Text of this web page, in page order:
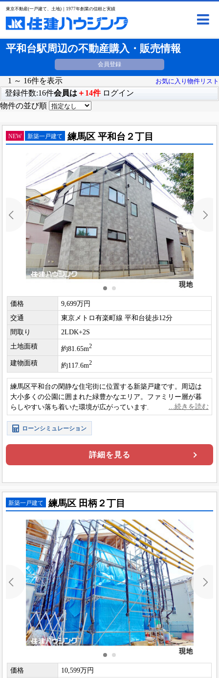
東京不動産(一戸建て、土地)｜1977年創業の信頼と実績
平和台駅周辺の不動産購入・販売情報
会員登録
1 ～ 16件を表示 お気に入り物件リスト
登録件数:16件会員は ＋14件 ログイン
物件の並び順
NEW 新築一戸建て 練馬区 平和台２丁目
価格
9,699万円
交通
東京メトロ有楽町線 平和台徒歩12分
間取り
2LDK+2S
土地面積
約81.65m2
建物面積 約117.6m2
練馬区平和台の閑静な住宅街に位置する新築戸建です。周辺は
大小多くの公園に囲まれた緑豊かなエリア。ファミリー層が暮
らしやすい落ち着いた環境が広がっています。現地は南西角地
の為、日当り良好です。
ローンシミュレーション
詳細を見る
新築一戸建て 練馬区 田柄２丁目
価格
10,599万円